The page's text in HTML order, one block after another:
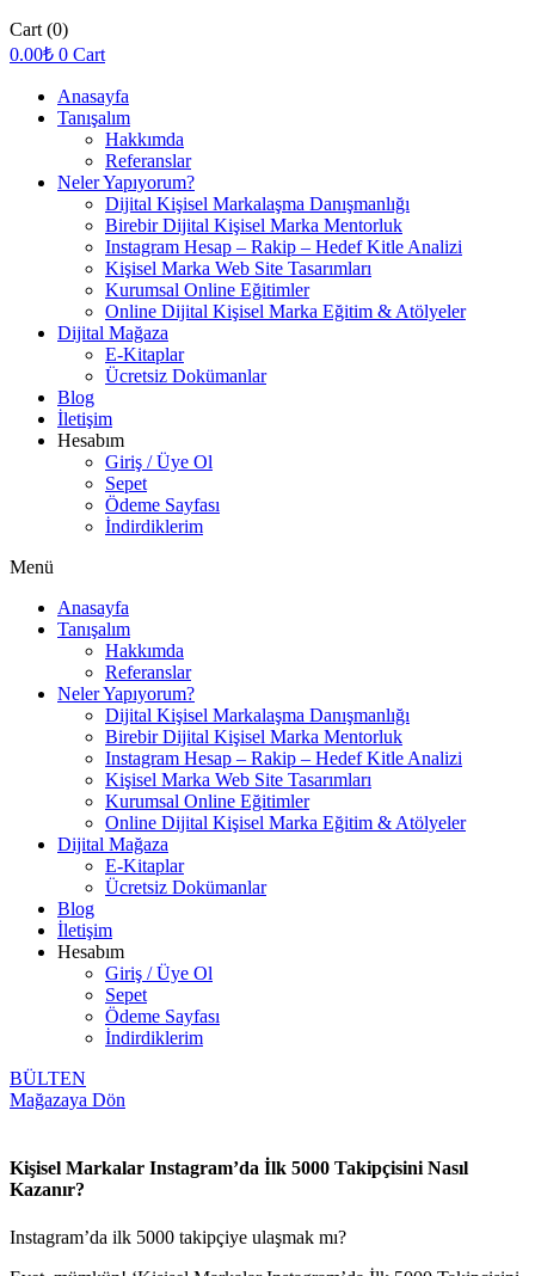
Cart (0)
0.00₺ 0 Cart
Anasayfa
Tanışalım
Hakkımda
Referanslar
Neler Yapıyorum?
Dijital Kişisel Markalaşma Danışmanlığı
Birebir Dijital Kişisel Marka Mentorluk
Instagram Hesap – Rakip – Hedef Kitle Analizi
Kişisel Marka Web Site Tasarımları
Kurumsal Online Eğitimler
Online Dijital Kişisel Marka Eğitim & Atölyeler
Dijital Mağaza
E-Kitaplar
Ücretsiz Dokümanlar
Blog
İletişim
Hesabım
Giriş / Üye Ol
Sepet
Ödeme Sayfası
İndirdiklerim
Menü
Anasayfa
Tanışalım
Hakkımda
Referanslar
Neler Yapıyorum?
Dijital Kişisel Markalaşma Danışmanlığı
Birebir Dijital Kişisel Marka Mentorluk
Instagram Hesap – Rakip – Hedef Kitle Analizi
Kişisel Marka Web Site Tasarımları
Kurumsal Online Eğitimler
Online Dijital Kişisel Marka Eğitim & Atölyeler
Dijital Mağaza
E-Kitaplar
Ücretsiz Dokümanlar
Blog
İletişim
Hesabım
Giriş / Üye Ol
Sepet
Ödeme Sayfası
İndirdiklerim
BÜLTEN
Mağazaya Dön
Kişisel Markalar Instagram’da İlk 5000 Takipçisini Nasıl
Kazanır?
Instagram’da ilk 5000 takipçiye ulaşmak mı?